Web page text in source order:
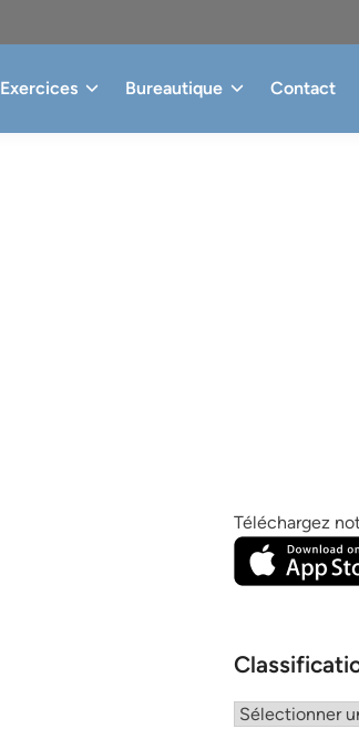
Exercices Bureautique Contact
Téléchargez
Classification